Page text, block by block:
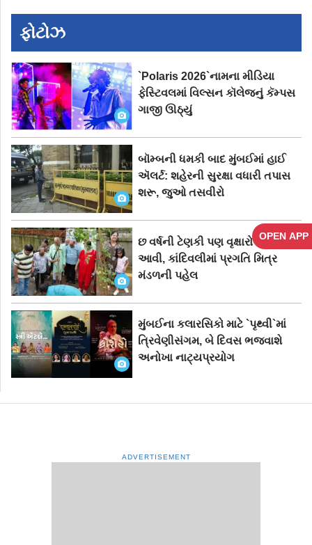
OPEN APP
ફોટોઝ
`Polaris 2026`નામના મીડિયા
ફેસ્ટિવલમાં વિલ્સન કૉલેજનું કૅમ્પસ
ગાજી ઊઠ્યું
બૉમ્બની ધમકી બાદ મુંબઈમાં હાઈ
ઍલર્ટ: શહેરની સુરક્ષા વધારી તપાસ
શરૂ, જુઓ તસવીરો
છ વર્ષની ટેણકી પણ વૃક્ષારોપણ કરવા
આવી, કાંદિવલીમાં પ્રગતિ મિત્ર
મંડળની પહેલ
મુંબઈના કલારસિકો માટે `પૃથ્વી`માં
ત્રિવેણીસંગમ, બે દિવસ ભજવાશે
અનોખા નાટ્યપ્રયોગ
ADVERTISEMENT